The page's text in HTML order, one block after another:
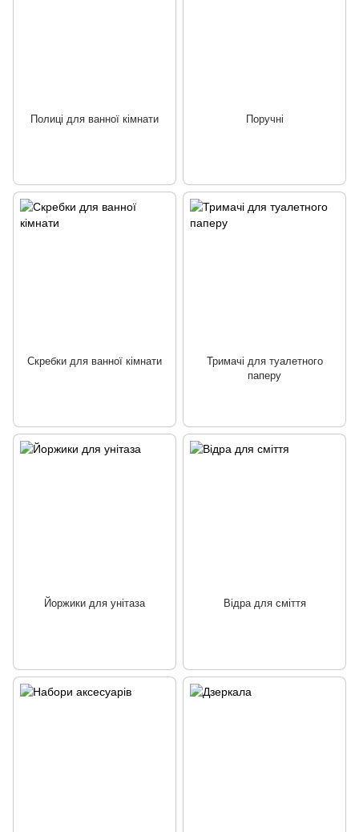
Полиці для ванної кімнати Поручні
Скребки для ванної кімнати
Тримачі для туалетного
паперу
Йоржики для унітаза Відра для сміття